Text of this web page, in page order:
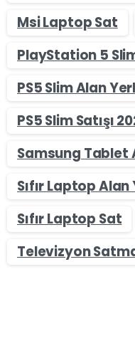
Msi Laptop Sat
PlayStation 5
PS5 Slim Alan
PS5 Slim Satışı
Samsung Tablet
Sıfır Laptop
Sıfır Laptop Sat
Televizyon